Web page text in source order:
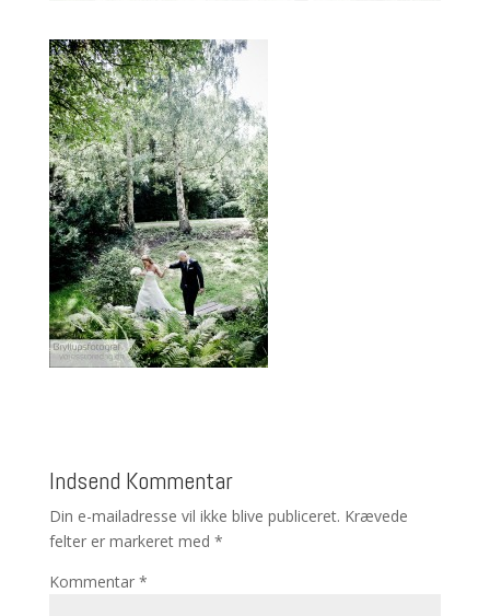
Indsend Kommentar
Din e-mailadresse vil ikke blive publiceret. Krævede
felter er markeret med *
Kommentar *